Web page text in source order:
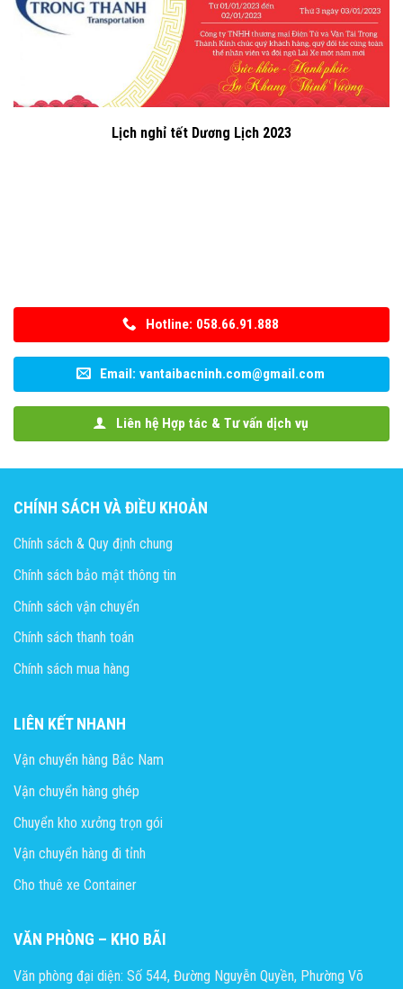
Lịch nghỉ tết Dương Lịch 2023
Hotline: 058.66.91.888
Email: vantaibacninh.com@gmail.com
Liên hệ Hợp tác & Tư vấn dịch vụ
CHÍNH SÁCH VÀ ĐIỀU KHOẢN
Chính sách & Quy định chung
Chính sách bảo mật thông tin
Chính sách vận chuyển
Chính sách thanh toán
Chính sách mua hàng
LIÊN KẾT NHANH
Vận chuyển hàng Bắc Nam
Vận chuyển hàng ghép
Chuyển kho xưởng trọn gói
Vận chuyển hàng đi tỉnh
Cho thuê xe Container
VĂN PHÒNG – KHO BÃI
Văn phòng đại diện: Số 544, Đường Nguyễn Quyền, Phường Võ